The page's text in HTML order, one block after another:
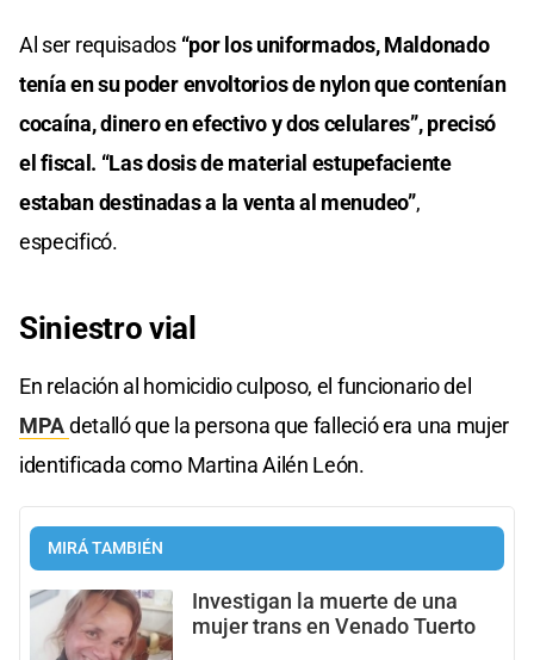
Al ser requisados“por los uniformados, Maldonado
tenía en su poder envoltorios de nylon que contenían
cocaína, dinero en efectivo y dos celulares”, precisó
el fiscal. “Las dosis de material estupefaciente
estaban destinadas a la venta al menudeo”,
especificó.
Siniestro vial
En relación al homicidio culposo, el funcionario del
MPAdetalló que la persona que falleció era una mujer
identificada como Martina Ailén León.
MIRÁ TAMBIÉN
Investigan la muerte de una
mujer trans en Venado Tuerto